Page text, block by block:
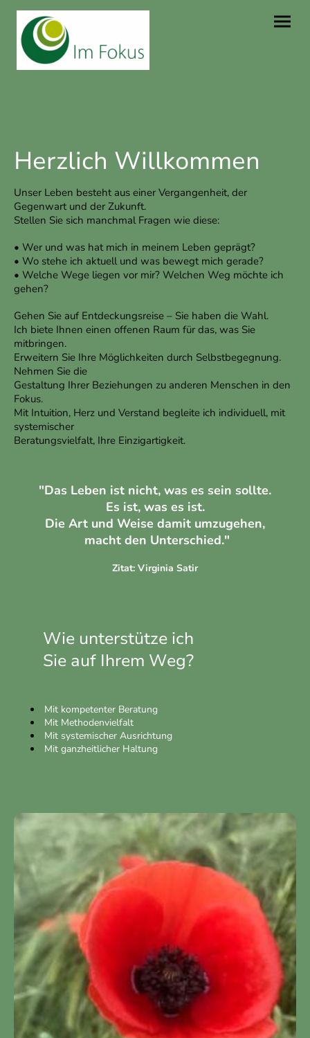
Herzlich Willkommen
Unser Leben besteht aus einer Vergangenheit, der
Gegenwart und der Zukunft.
Stellen Sie sich manchmal Fragen wie diese:
• Wer und was hat mich in meinem Leben geprägt?
• Wo stehe ich aktuell und was bewegt mich gerade?
• Welche Wege liegen vor mir? Welchen Weg möchte ich
gehen?
Gehen Sie auf Entdeckungsreise – Sie haben die Wahl.
Ich biete Ihnen einen offenen Raum für das, was Sie
mitbringen.
Erweitern Sie Ihre Möglichkeiten durch Selbstbegegnung.
Nehmen Sie die
Gestaltung Ihrer Beziehungen zu anderen Menschen in den
Fokus.
Mit Intuition, Herz und Verstand begleite ich individuell, mit
systemischer
Beratungsvielfalt, Ihre Einzigartigkeit.
"Das Leben ist nicht, was es sein sollte.
Es ist, was es ist.
Die Art und Weise damit umzugehen,
macht den Unterschied."
Zitat: Virginia Satir
Wie unterstütze ich
Sie auf Ihrem Weg?
Mit kompetenter Beratung
Mit Methodenvielfalt
Mit systemischer Ausrichtung
Mit ganzheitlicher Haltung